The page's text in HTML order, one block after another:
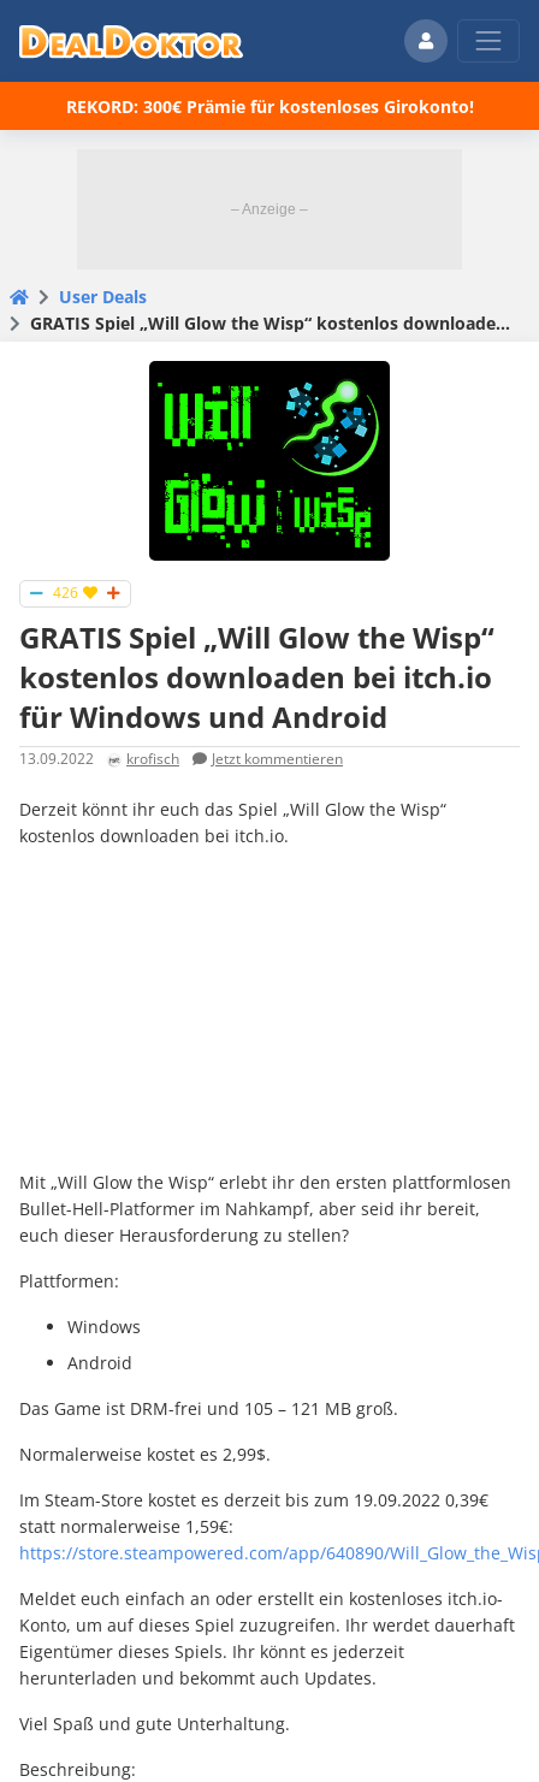
REKORD: 300€ Prämie für kostenloses Girokonto!
User Deals
GRATIS Spiel „Will Glow the Wisp“ kostenlos downloaden bei itch.io für Windows und Android
426
GRATIS Spiel „Will Glow the Wisp“
kostenlos downloaden bei itch.io
für Windows und Android
13.09.2022 krofisch Jetzt kommentieren
Derzeit könnt ihr euch das Spiel „Will Glow the Wisp“
kostenlos downloaden bei itch.io.
Mit „Will Glow the Wisp“ erlebt ihr den ersten plattformlosen
Bullet-Hell-Platformer im Nahkampf, aber seid ihr bereit,
euch dieser Herausforderung zu stellen?
Plattformen:
Windows
Android
Das Game ist DRM-frei und 105 – 121 MB groß.
Normalerweise kostet es 2,99$.
Im Steam-Store kostet es derzeit bis zum 19.09.2022 0,39€
statt normalerweise 1,59€:
https://store.steampowered.com/app/640890/
Meldet euch einfach an oder erstellt ein kostenloses itch.io-
Konto, um auf dieses Spiel zuzugreifen. Ihr werdet dauerhaft
Eigentümer dieses Spiels. Ihr könnt es jederzeit
herunterladen und bekommt auch Updates.
Viel Spaß und gute Unterhaltung.
Beschreibung: